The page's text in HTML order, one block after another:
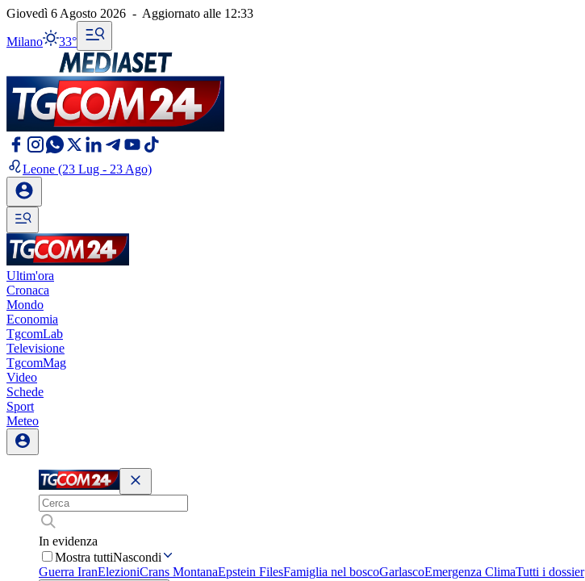
Giovedì 6 Agosto 2026 - Aggiornato alle 12:33
Milano 33°
Leone (23 Lug - 23 Ago)
Ultim'ora
Cronaca
Mondo
Economia
TgcomLab
Televisione
TgcomMag
Video
Schede
Sport
Meteo
In evidenza
Mostra tuttiNascondi
Guerra IranElezioniCrans MontanaEpstein FilesFamiglia nel boscoGarlascoEmergenza ClimaTutti i dossier